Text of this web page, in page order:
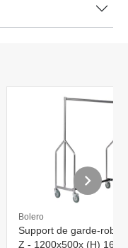
Bolero
Support de garde-robe
Z - 1200x500x (H)